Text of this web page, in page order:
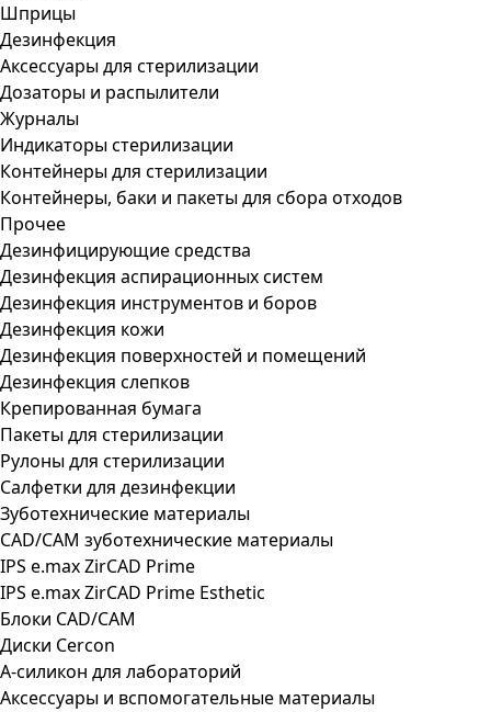
Шприцы
Дезинфекция
Аксессуары для стерилизации
Дозаторы и распылители
Журналы
Индикаторы стерилизации
Контейнеры для стерилизации
Контейнеры, баки и пакеты для сбора отходов
Прочее
Дезинфицирующие средства
Дезинфекция аспирационных систем
Дезинфекция инструментов и боров
Дезинфекция кожи
Дезинфекция поверхностей и помещений
Дезинфекция слепков
Крепированная бумага
Пакеты для стерилизации
Рулоны для стерилизации
Салфетки для дезинфекции
Зуботехнические материалы
CAD/CAM зуботехнические материалы
IPS e.max ZirCAD Prime
IPS e.max ZirCAD Prime Esthetic
Блоки CAD/CAM
Диски Cercon
А-силикон для лабораторий
Аксессуары и вспомогательные материалы